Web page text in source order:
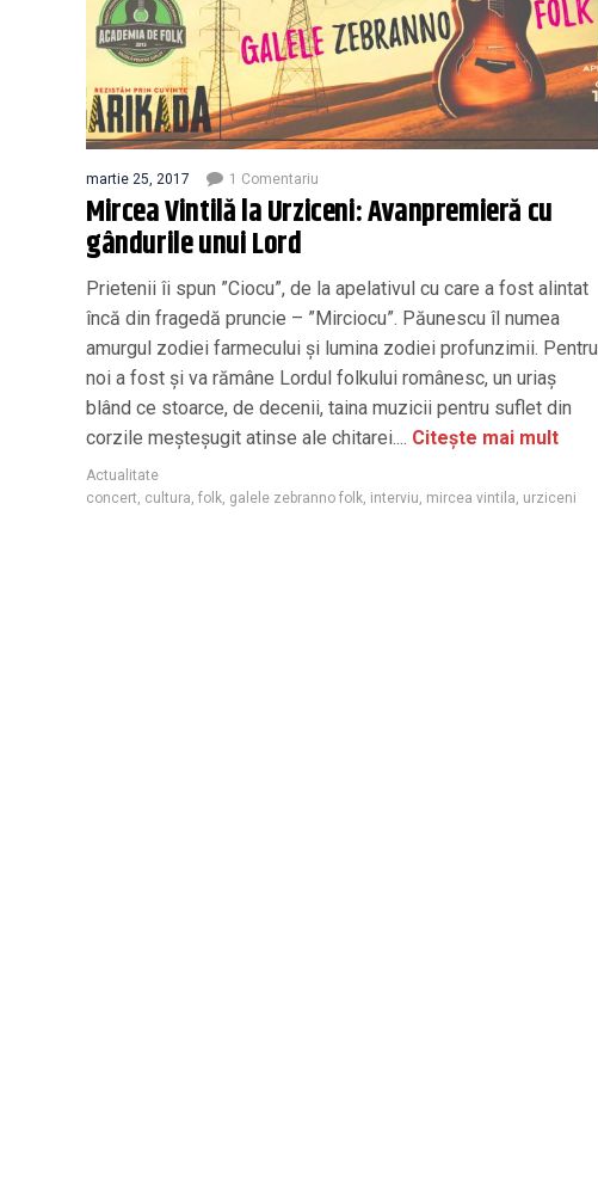
martie 25, 2017 1 Comentariu
Mircea Vintilă la Urziceni: Avanpremieră cu
gândurile unui Lord
Prietenii îi spun ”Ciocu”, de la apelativul cu care a fost alintat
încă din fragedă pruncie – ”Mirciocu”. Păunescu îl numea
amurgul zodiei farmecului și lumina zodiei profunzimii. Pentru
noi a fost și va rămâne Lordul folkului românesc, un uriaș
blând ce stoarce, de decenii, taina muzicii pentru suflet din
corzile meșteșugit atinse ale chitarei.... Citește mai mult
Actualitate
concert cultura folk galele zebranno folk interviu mircea vintila urziceni